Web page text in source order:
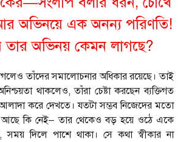
অভিনয়ে এক অনন্য পরিণতি!
অভিনয় কেমন লাগছে?
তাঁদের সমালোচনার অধিকার রয়েছে। তাই
থাকলেও, তাঁরা চেষ্টা করছেন ব্যক্তিগত
করে দেখতে। যতটা সম্ভব নিজেদের মতো
আছে কি নেই– তার থেকেও বড় হয়ে ওঠে একে
সময় দিলে পাশে থাকা। সে কথা স্বীকার না